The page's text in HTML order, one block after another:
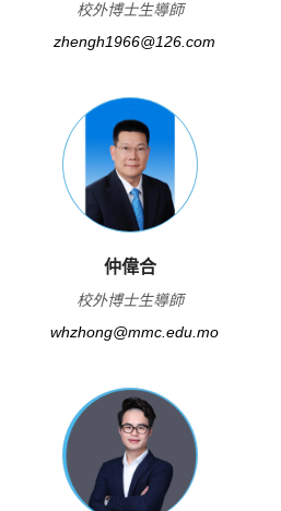
校外博士生導師
zhengh1966@126.com
仲偉合
校外博士生導師
whzhong@mmc.edu.mo